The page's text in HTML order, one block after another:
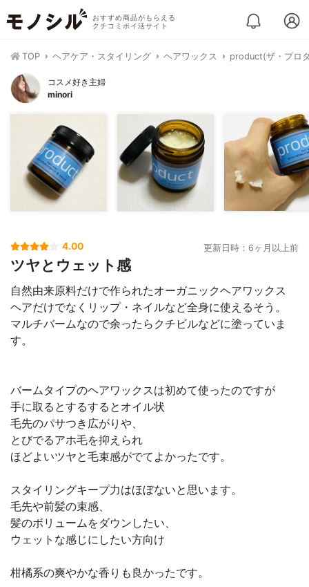
おすすめ商品がもらえる
クチコミポイ活サイト
TOP ヘアケア・スタイリング ヘアワックス product(ザ・プロ
コスメ好き主婦
minori
4.00 更新日時：6ヶ月以上前
ツヤとウェット感
自然由来原料だけで作られたオーガニックヘアワックス
ヘアだけでなくリップ・ネイルなど全身に使えるそう。
マルチバームなので余ったらクチビルなどに塗っていま
す。
バームタイプのヘアワックスは初めて使ったのですが
手に取るとするするとオイル状
毛先のパサつき広がりや、
とびでるアホ毛を抑えられ
ほどよいツヤと毛束感がでてよかったです。
スタイリングキープ力はほぼないと思います。
毛先や前髪の束感、
髪のボリュームをダウンしたい、
ウェットな感じにしたい方向け
柑橘系の爽やかな香りも良かったです。